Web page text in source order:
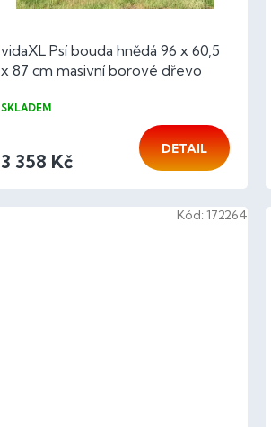
vidaXL Psí bouda hnědá 96 x 60,5
x 87 cm masivní borové dřevo
SKLADEM
3 358 Kč
DETAIL
Kód: 172264